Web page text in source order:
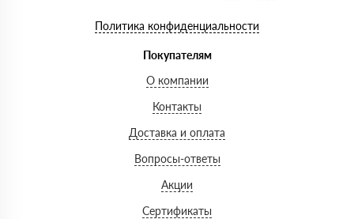
Политика конфиденциальности
Покупателям
О компании
Контакты
Доставка и оплата
Вопросы-ответы
Акции
Сертификаты